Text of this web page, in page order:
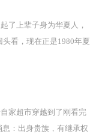
韩娱，毕竟韩国市场
度都会往外闯pss.男主
人也是不可不写了。不
了上辈子身为华夏人，
看，现在正是1980年夏
岁，正上初三的少女
家超市穿越到了刚看完
：出身贵族，有继承权